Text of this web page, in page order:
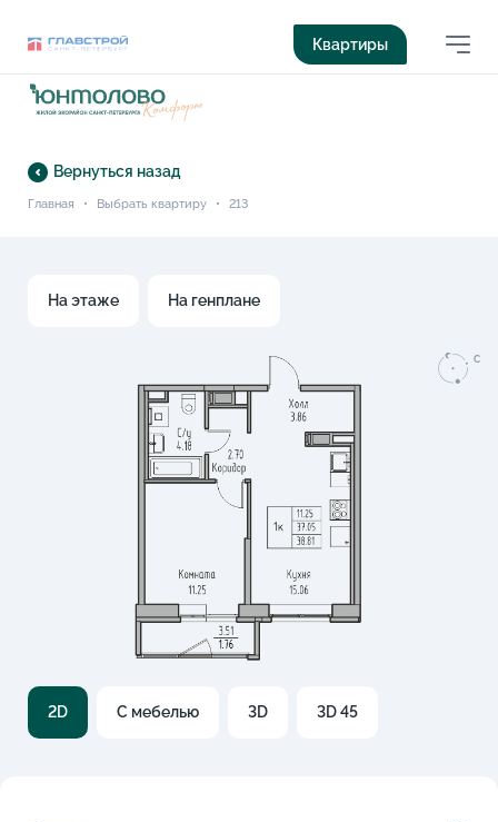
Квартиры
Вернуться назад
Главная • Выбрать квартиру • 213
На этаже На генплане
C
2D С мебелью 3D 3D 45